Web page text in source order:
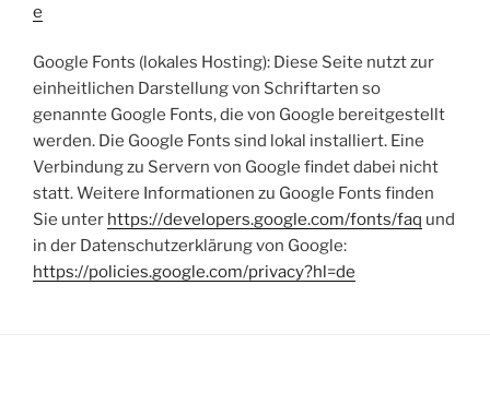
e
Google Fonts (lokales Hosting): Diese Seite nutzt zur
einheitlichen Darstellung von Schriftarten so
genannte Google Fonts, die von Google bereitgestellt
werden. Die Google Fonts sind lokal installiert. Eine
Verbindung zu Servern von Google findet dabei nicht
statt. Weitere Informationen zu Google Fonts finden
Sie unter https://developers.google.com/fonts/faq und
in der Datenschutzerklärung von Google:
https://policies.google.com/privacy?hl=de